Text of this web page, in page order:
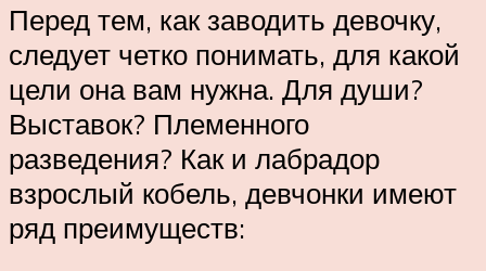
Перед тем, как заводить девочку,
следует четко понимать, для какой
цели она вам нужна. Для души?
Выставок? Племенного
разведения? Как и лабрадор
взрослый кобель, девчонки имеют
ряд преимуществ: